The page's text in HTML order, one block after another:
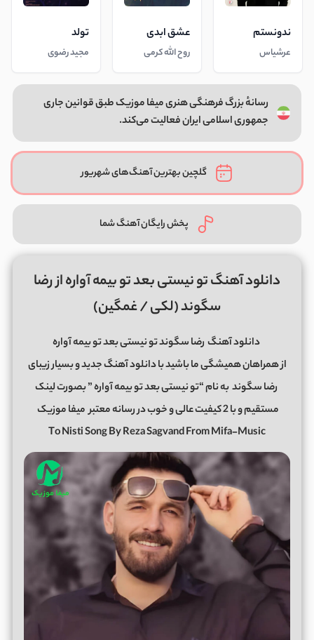
ندونستم
عرشیاس
عشق ابدی
روح الله کرمی
تولد
مجید رضوی
رسانهٔ بزرگ فرهنگی هنری میفا موزیک طبق قوانین جاری
جمهوری اسلامی ایران فعالیت می‌کند.
گلچین بهترین آهنگ‌های شهریور
پخش رایگان آهنگ شما
دانلود آهنگ تو نیستی بعد تو بیمه آواره از رضا
سگوند (لکی / غمگین)
دانلود آهنگ رضا سگوند تو نیستی بعد تو بیمه آواره
از همراهان همیشگی ما باشید با دانلود آهنگ جدید و بسیار زیبای
رضا سگوندبه نام “تو نیستی بعد تو بیمه آواره ” بصورت لینک
مستقیم و با 2 کیفیت عالی و خوب در رسانه معتبر
میفا موزیک
To Nisti Song By Reza Sagvand From Mifa-Music